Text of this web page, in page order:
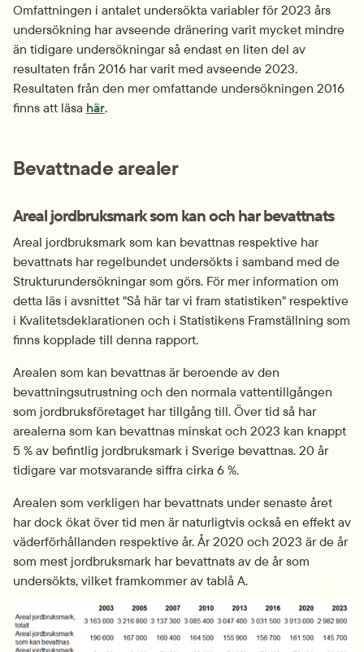
Omfattningen i antalet undersökta variabler för 2023 års
undersökning har avseende dränering varit mycket mindre
än tidigare undersökningar så endast en liten del av
resultaten från 2016 har varit med avseende 2023.
Resultaten från den mer omfattande undersökningen 2016
finns att läsa här.
Bevattnade arealer
Areal jordbruksmark som kan och har bevattnats
Areal jordbruksmark som kan bevattnas respektive har
bevattnats har regelbundet undersökts i samband med de
Strukturundersökningar som görs. För mer information om
detta läs i avsnittet "Så här tar vi fram statistiken" respektive
i Kvalitetsdeklarationen och i Statistikens Framställning som
finns kopplade till denna rapport.
Arealen som kan bevattnas är beroende av den
bevattningsutrustning och den normala vattentillgången
som jordbruksföretaget har tillgång till. Över tid så har
arealerna som kan bevattnas minskat och 2023 kan knappt
5 % av befintlig jordbruksmark i Sverige bevattnas. 20 år
tidigare var motsvarande siffra cirka 6 %.
Arealen som verkligen har bevattnats under senaste året
har dock ökat över tid men är naturligtvis också en effekt av
väderförhållanden respektive år. År 2020 och 2023 är de år
som mest jordbruksmark har bevattnats av de år som
undersökts, vilket framkommer av tablå A.